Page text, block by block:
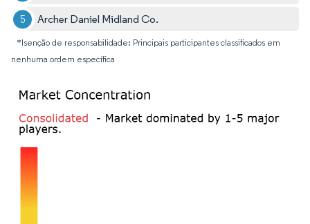
Archer Daniel Midland Co.
*Isenção de responsabilidade: Principais participantes classificados em
nenhuma ordem específica